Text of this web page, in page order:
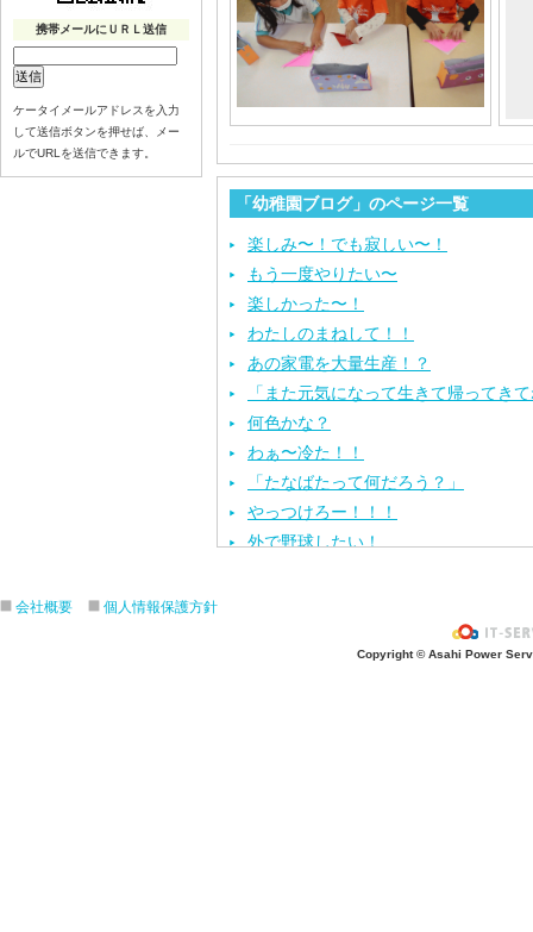
「幼稚園ブログ」のページ一覧
楽しみ〜！でも寂しい〜！
もう一度やりたい〜
楽しかった〜！
わたしのまねして！！
あの家電を大量生産！？
「また元気になって生きて帰ってき
何色かな？
わぁ〜冷た！！
「たなばたって何だろう？」
やっつけろー！！！
外で野球したい！
あの先生はだ〜れ？
携帯メールにＵＲＬ送信
ケータイメールアドレスを入力
して送信ボタンを押せば、メー
ルでURLを送信できます。
会社概要 個人情報保護方針
Copyright © Asahi Power